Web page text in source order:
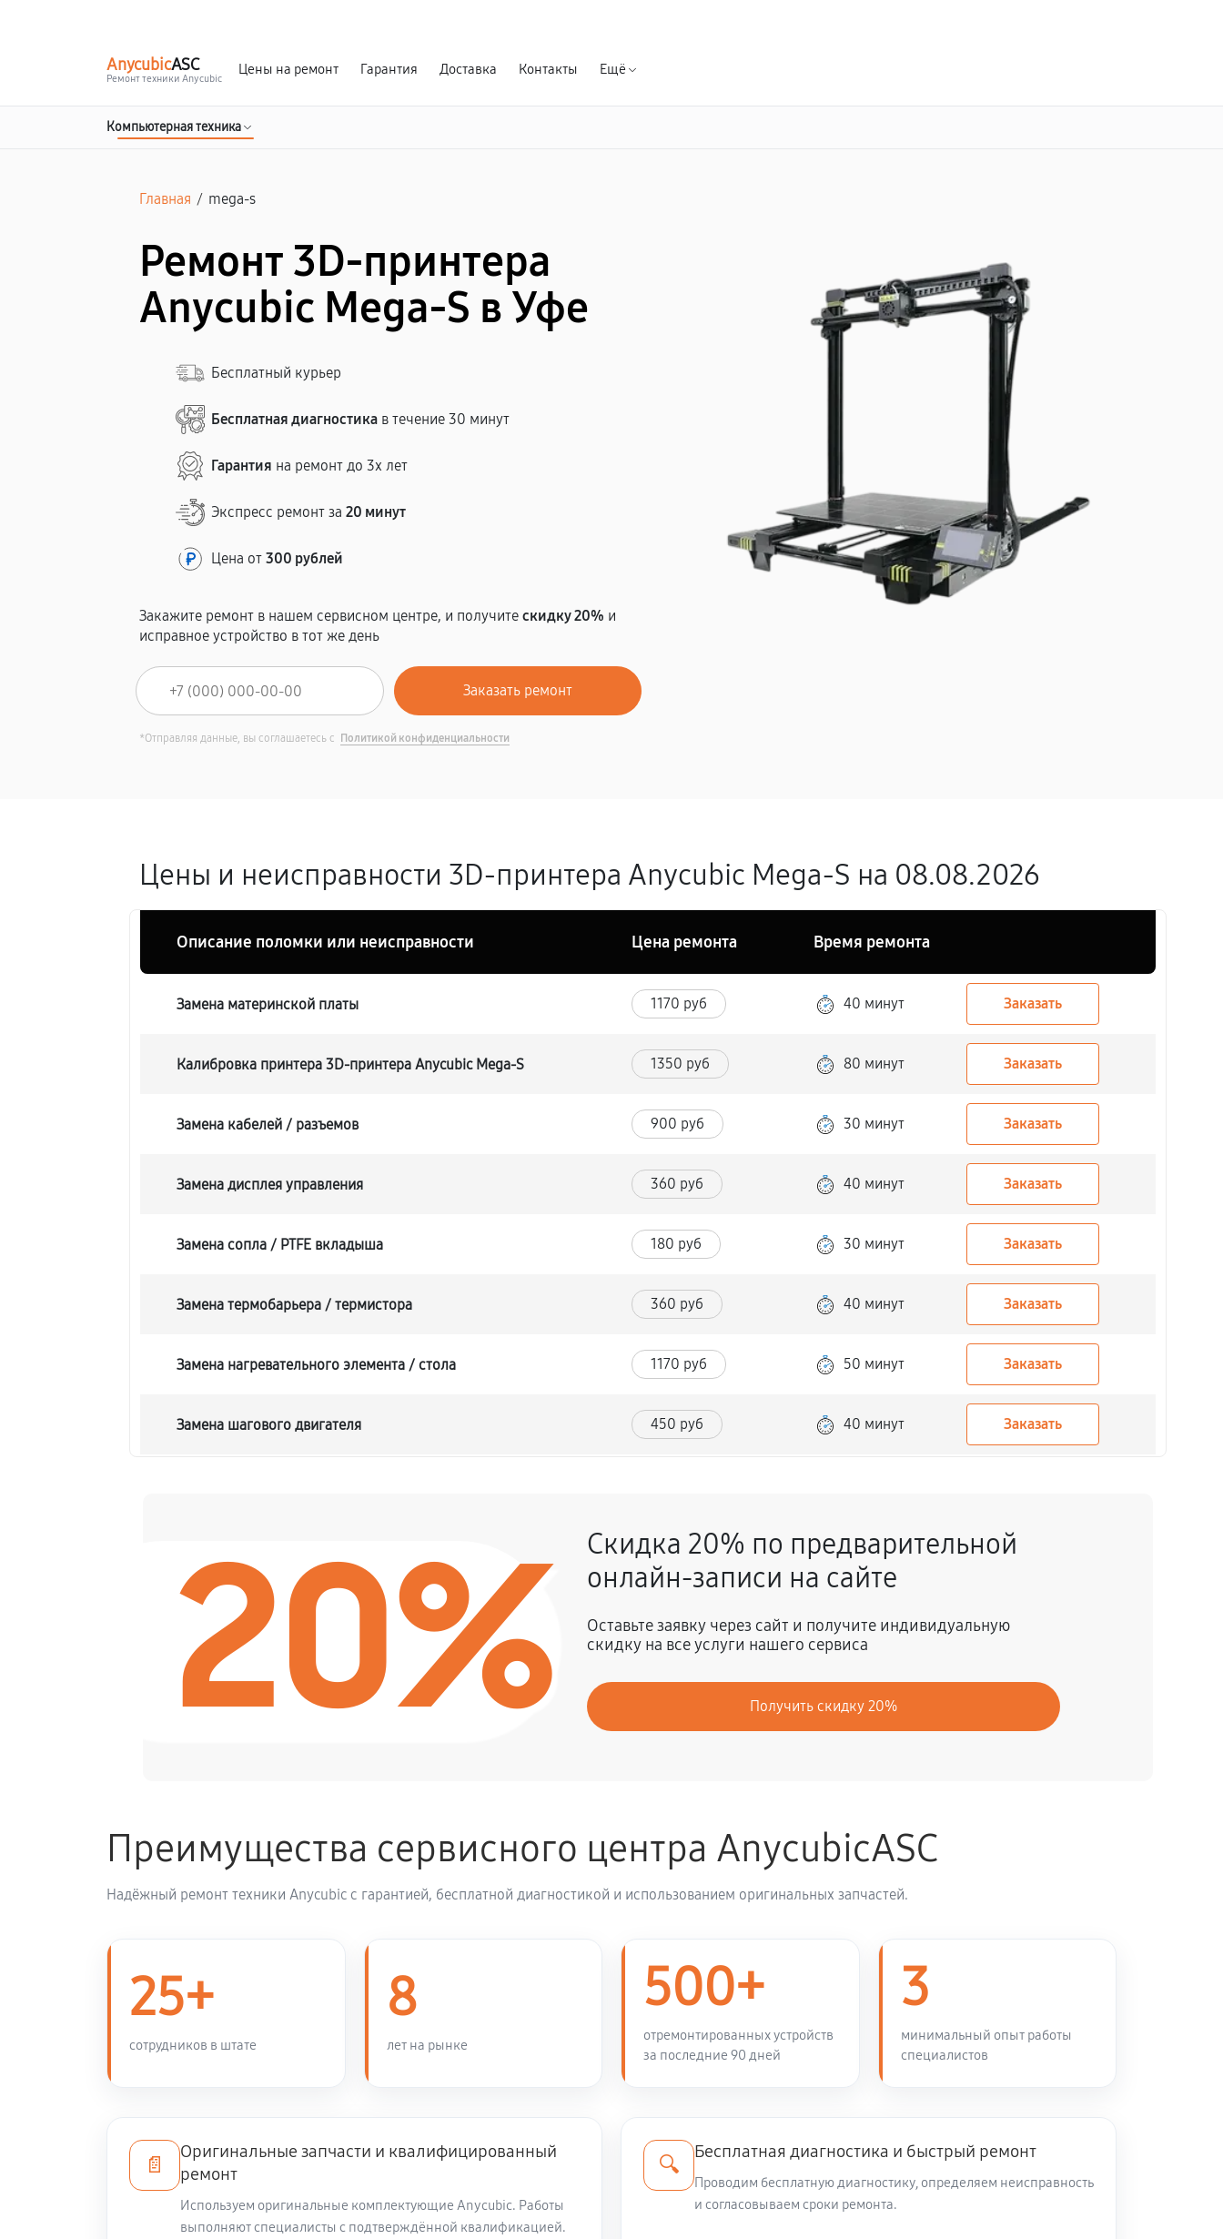
AnycubicASC
Ремонт техники Anycubic
Цены на ремонт Гарантия Доставка Контакты Ещё
Компьютерная техника
Главная / mega-s
Ремонт 3D-принтера
Anycubic Mega-S в Уфе
Бесплатный курьер
Бесплатная диагностика в течение 30 минут
Гарантия на ремонт до 3х лет
Экспресс ремонт за20 минут
Цена от300 рублей
Закажите ремонт в нашем сервисном центре, и получитескидку 20% и
исправное устройство в тот же день
*Отправляя данные, вы соглашаетесь с Политикой конфиденциальности
Цены и неисправности 3D-принтера Anycubic Mega-S на 08.08.2026
Описание поломки или неисправности Цена ремонта Время ремонта
Замена материнской платы 1170 руб 40 минут Заказать
Калибровка принтера 3D-принтера Anycubic Mega-S 1350 руб 80 минут Заказать
Замена кабелей / разъемов 900 руб 30 минут Заказать
Замена дисплея управления 360 руб 40 минут Заказать
Замена сопла / PTFE вкладыша 180 руб 30 минут Заказать
Замена термобарьера / термистора 360 руб 40 минут Заказать
Замена нагревательного элемента / стола 1170 руб 50 минут Заказать
Замена шагового двигателя 450 руб 40 минут Заказать
450 руб 40 минут Заказать
Замена вентилятора охлаждения
Замена блока питания
Заказать
20%
Скидка 20% по предварительной
онлайн-записи на сайте
Оставьте заявку через сайт и получите индивидуальную
скидку на все услуги нашего сервиса
Получить скидку 20%
Преимущества сервисного центра AnycubicASC
Надёжный ремонт техники Anycubic с гарантией, бесплатной диагностикой и использованием оригинальных запчастей.
25+
сотрудников в штате
8
лет на рынке
500+
отремонтированных устройств
за последние 90 дней
3
минимальный опыт работы
специалистов
📄
Оригинальные запчасти и квалифицированный
ремонт
Используем оригинальные комплектующие Anycubic. Работы
выполняют специалисты с подтверждённой квалификацией.
🔍
Бесплатная диагностика и быстрый ремонт
Проводим бесплатную диагностику, определяем неисправность
и согласовываем сроки ремонта.